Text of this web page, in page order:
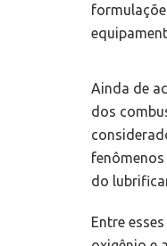
Ainda de
dos
do
Entre